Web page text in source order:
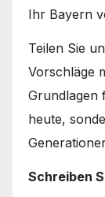
Ihr Bayern
Teilen Sie
Vorschläge
Grundlagen
heute,
Schreiben